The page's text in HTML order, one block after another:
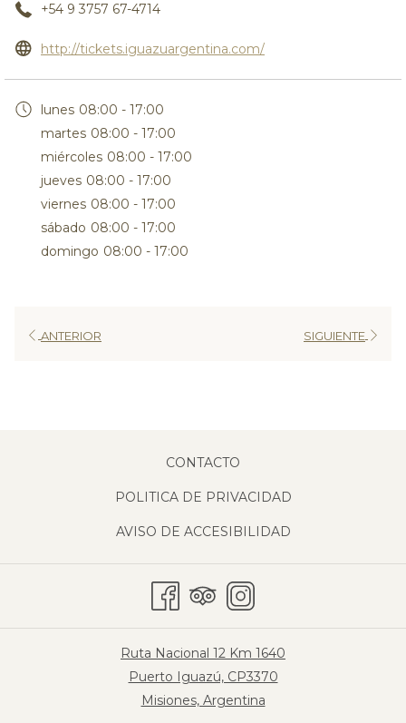
+54 9 3757 67-4714
http://tickets.iguazuargentina.com/abre
lunes 08:00 - 17:00
martes 08:00 - 17:00
miércoles 08:00 - 17:00
jueves 08:00 - 17:00
viernes 08:00 - 17:00
sábado 08:00 - 17:00
domingo 08:00 - 17:00
ANTERIOR SIGUIENTE
CONTACTO
POLITICA DE PRIVACIDAD
AVISO DE ACCESIBILIDAD
Ruta Nacional 12 Km 1640
Puerto Iguazú, CP3370
Misiones, Argentina